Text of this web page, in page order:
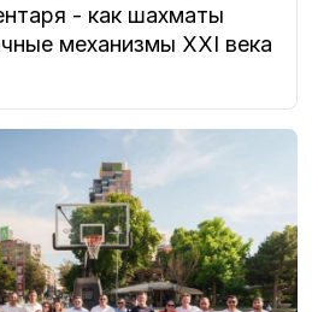
- как шахматы
механизмы XXI века